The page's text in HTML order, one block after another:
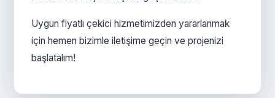
Uygun fiyatlı çekici hizmetimizden yararlanmak
için hemen bizimle iletişime geçin ve projenizi
başlatalım!